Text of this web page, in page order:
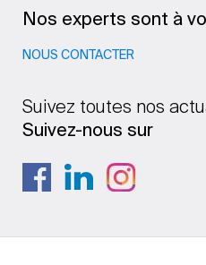
Nos experts sont à
NOUS CONTACTER
Suivez toutes nos
Suivez-nous sur